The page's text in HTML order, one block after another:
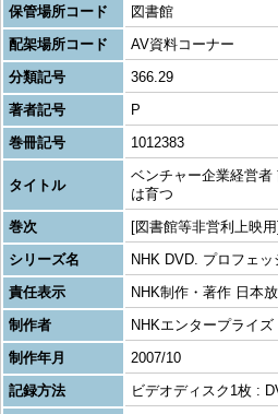
保管場所コード
図書館
配架場所コード
AV資料コーナー
分類記号
366.29
著者記号
P
巻冊記号
1012383
タイトル
ベンチャー企業経営者
は育つ
巻次
[図書館等非営利上映用]
シリーズ名
NHK DVD. プロフェ
責任表示
NHK制作・著作 日本
制作者
NHKエンタープライズ
制作年月
2007/10
記録方法
ビデオディスク1枚 :